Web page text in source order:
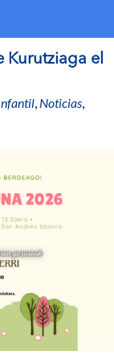
Kurutziaga el
Noticias